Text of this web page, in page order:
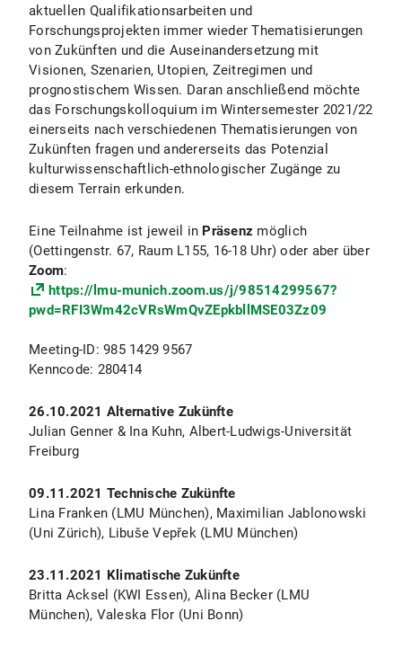
aktuellen Qualifikationsarbeiten und
Forschungsprojekten immer wieder Thematisierungen
von Zukünften und die Auseinandersetzung mit
Visionen, Szenarien, Utopien, Zeitregimen und
prognostischem Wissen. Daran anschließend möchte
das Forschungskolloquium im Wintersemester 2021/22
einerseits nach verschiedenen Thematisierungen von
Zukünften fragen und andererseits das Potenzial
kulturwissenschaftlich-ethnologischer Zugänge zu
diesem Terrain erkunden.
Eine Teilnahme ist jeweil in Präsenz möglich
(Oettingenstr. 67, Raum L155, 16-18 Uhr) oder aber über
Zoom:
https://lmu-munich.zoom.us/j/98514299567?
pwd=RFI3Wm42cVRsWmQvZEpkbllMSE03Zz09
Meeting-ID: 985 1429 9567
Kenncode: 280414
26.10.2021 Alternative Zukünfte
Julian Genner & Ina Kuhn, Albert-Ludwigs-Universität
Freiburg
09.11.2021 Technische Zukünfte
Lina Franken (LMU München), Maximilian Jablonowski
(Uni Zürich), Libuše Vepřek (LMU München)
23.11.2021 Klimatische Zukünfte
Britta Acksel (KWI Essen), Alina Becker (LMU
München), Valeska Flor (Uni Bonn)